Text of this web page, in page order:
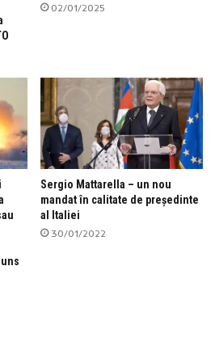
02/01/2025
Sergio Mattarella – un nou
mandat în calitate de președinte
al Italiei
30/01/2022